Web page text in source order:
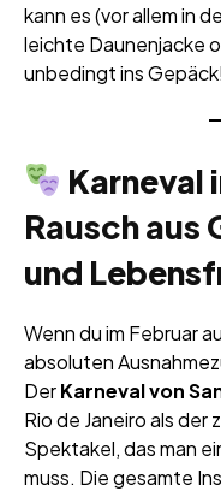
kann es (vor allem in
leichte Daunenjacke
unbedingt ins Gepäck!
Karneval
Rausch aus
und
Wenn du im Februar
absoluten
DerKarneval von
Rio de Janeiro als
Spektakel, das man
muss. Die gesamte